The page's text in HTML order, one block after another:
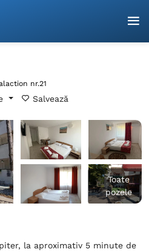
nr.21
Salvează
Toate
pozele
la aproximativ 5 minute de